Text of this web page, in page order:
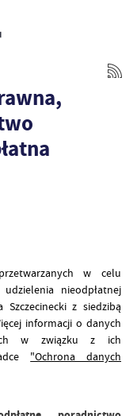
w celu
nieodpłatnej
z siedzibą
informacji o danych
w związku z ich
"Ochrona danych